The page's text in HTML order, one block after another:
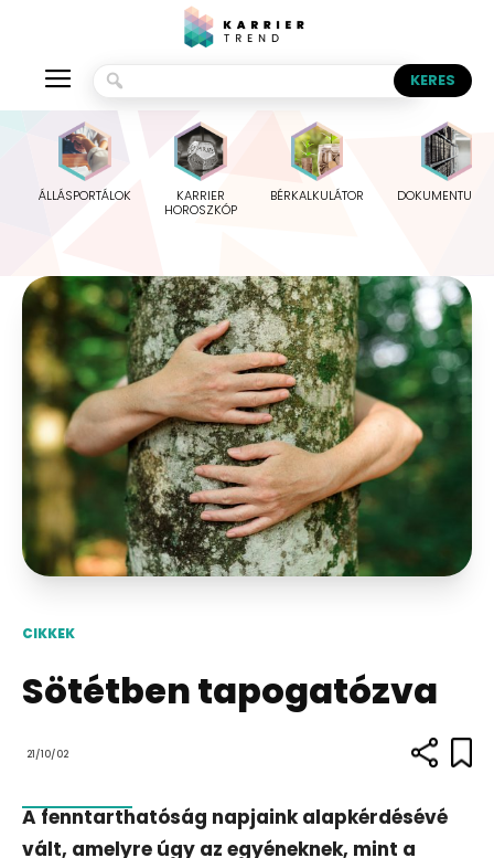
ÁLLÁSPORTÁLOK
KARRIER
HOROSZKÓP
BÉRKALKULÁTOR
CIKKEK
Sötétben tapogatózva
21/10/02
A fenntarthatóság napjaink alapkérdésévé
vált, amelyre úgy az egyéneknek, mint a